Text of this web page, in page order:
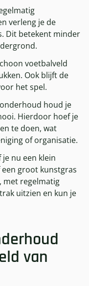
verleng je de
Dit betekent minder
voetbalveld
Ook blijft de
het spel.
houd je
Hierdoor hoef je
te doen, wat
of organisatie.
je nu een klein
groot kunstgras
met regelmatig
uitzien en kun je
van